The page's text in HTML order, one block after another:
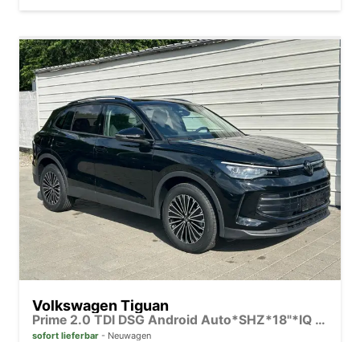
Volkswagen Tiguan
Prime 2.0 TDI DSG Android Auto*SHZ*18"*IQ Drive*360°*ACC*Keyless*LED Plus*Design Paket
sofort lieferbar Neuwagen